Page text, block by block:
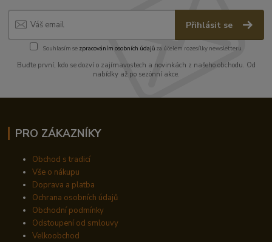
Přihlásit se
Souhlasím se zpracováním osobních údajůza účelem rozesílky newsletteru.
Buďte první, kdo se dozví o zajímavostech a novinkách z našeho obchodu. Od
nabídky až po sezónní akce.
PRO ZÁKAZNÍKY
Obchod s tradicí
Vše o nákupu
Doprava a platba
Ochrana osobních údajů
Obchodní podmínky
Odstoupení od smlouvy
Velkoobchod